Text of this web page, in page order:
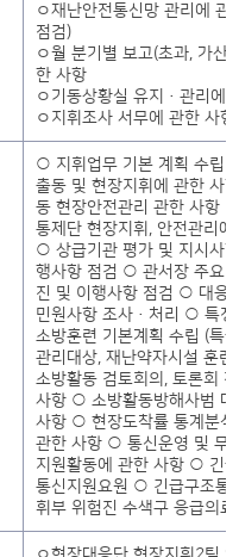
ㅇ재난안전통신망 관리에 관
점검)
ㅇ월 분기별 보고(초과, 가산
한 사항
ㅇ기동상황실 유지·관리에
ㅇ지휘조사 서무에 관한 사항
○ 지휘업무 기본 계획 수립
출동 및 현장지휘에 관한 사
동 현장안전관리 관한 사항
통제단 현장지휘, 안전관리
○ 상급기관 평가 및 지시사
행사항 점검 ○ 관서장 주요
진 및 이행사항 점검 ○ 대응
민원사항 조사·처리 ○ 특정
소방훈련 기본계획 수립 (특
관리대상, 재난약자시설 훈
소방활동 검토회의, 토론회
사항 ○ 소방활동방해사범 대
사항 ○ 현장도착률 통계분석
관한 사항 ○ 통신운영 및 무
지원활동에 관한 사항 ○ 긴
통신지원요원 ○ 긴급구조통
휘부 위험진 수색구 응급의료